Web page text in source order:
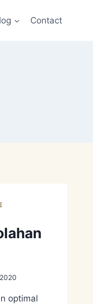
Contact
optimal